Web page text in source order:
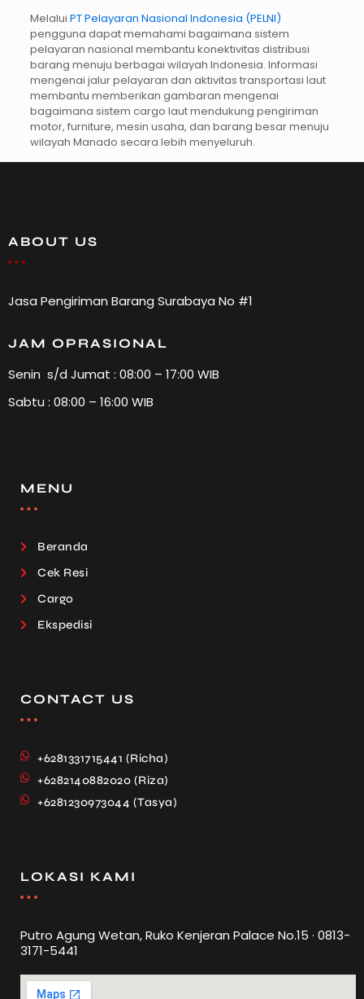
Melalui PT Pelayaran Nasional Indonesia (PELNI)
pengguna dapat memahami bagaimana sistem
pelayaran nasional membantu konektivitas distribusi
barang menuju berbagai wilayah Indonesia. Informasi
mengenai jalur pelayaran dan aktivitas transportasi laut
membantu memberikan gambaran mengenai
bagaimana sistem cargo laut mendukung pengiriman
motor, furniture, mesin usaha, dan barang besar menuju
wilayah Manado secara lebih menyeluruh.
ABOUT US
Jasa Pengiriman Barang Surabaya No #1
JAM OPRASIONAL
Senin s/d Jumat : 08:00 – 17:00 WIB
Sabtu : 08:00 – 16:00 WIB
MENU
Beranda
Cek Resi
Cargo
Ekspedisi
CONTACT US
+6281331715441 (Richa)
+6282140882020 (Riza)
+6281230973044 (Tasya)
LOKASI KAMI
Putro Agung Wetan, Ruko Kenjeran Palace No.15 · 0813-
3171-5441